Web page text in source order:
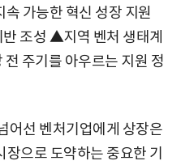
가능한 혁신 성장 지원
조성 ▲지역 벤처 생태계
주기를 아우르는 지원 정
어선 벤처기업에게 상장은
으로 도약하는 중요한 기